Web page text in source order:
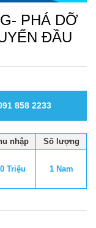
PHÁ DỠ
ĐẦU
858 2233
nhập Số lượng
Triệu 1 Nam